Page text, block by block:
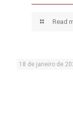
Read
18 de janeiro de